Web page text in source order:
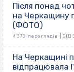
Після понад
на Черкащину
(ФОТО)
4 378 переглядів ВІД
На Черкащині
відпрацювала